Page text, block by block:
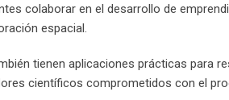
colaborar en el desarrollo de
espacial.
tienen aplicaciones prácticas para
científicos comprometidos con el